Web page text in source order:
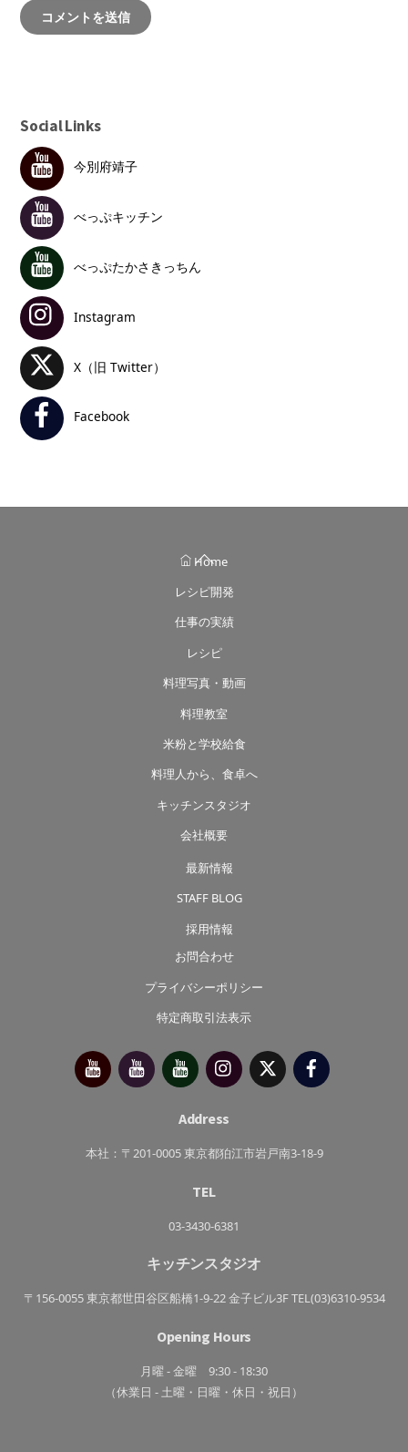
Social Links
今別府靖子
べっぷキッチン
べっぷたかさきっちん
Instagram
X（旧 Twitter）
Facebook
Back
Top
Home
レシピ開発
仕事の実績
レシピ
料理写真・動画
料理教室
米粉と学校給食
料理人から、食卓へ
キッチンスタジオ
会社概要
最新情報
STAFF BLOG
採用情報
お問合わせ
プライバシーポリシー
特定商取引法表示
今
別
府
べ
っ
ぷ
べ
っ
ぷ
き
ん
InstagramX（旧
Twitter）
Address
本社：〒201-0005 東京都狛江市岩戸南3-18-9
TEL
03-3430-6381
キッチンスタジオ
〒156-0055 東京都世田谷区船橋1-9-22 金子ビル3F TEL(03)6310-9534
Opening Hours
月曜 - 金曜 9:30 - 18:30
（休業日 - 土曜・日曜・休日・祝日）